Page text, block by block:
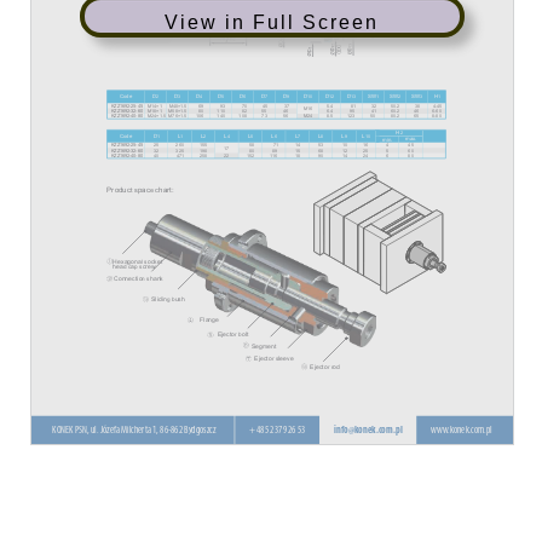
View in Full Screen